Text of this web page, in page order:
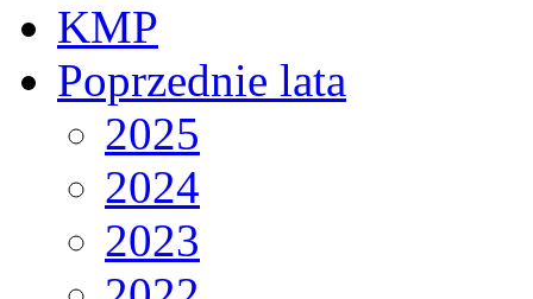
KMP
Poprzednie lata
2025
2024
2023